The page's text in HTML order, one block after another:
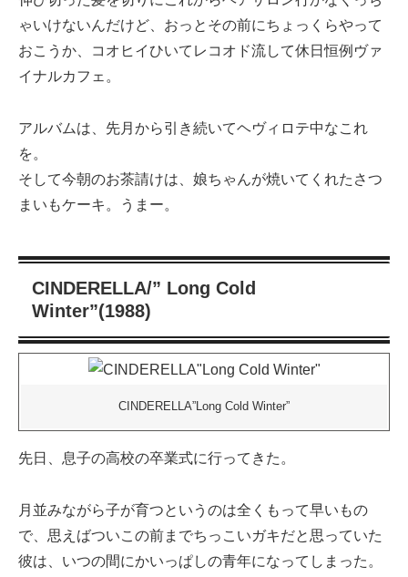
ゃいけないんだけど、おっとその前にちょっくらやって
おこうか、コオヒイひいてレコオド流して休日恒例ヴァ
イナルカフェ。
アルバムは、先月から引き続いてヘヴィロテ中なこれ
を。
そして今朝のお茶請けは、娘ちゃんが焼いてくれたさつ
まいもケーキ。うまー。
CINDERELLA/” Long Cold
Winter”(1988)
CINDERELLA”Long Cold Winter”
先日、息子の高校の卒業式に行ってきた。
月並みながら子が育つというのは全くもって早いもの
で、思えばついこの前までちっこいガキだと思っていた
彼は、いつの間にかいっぱしの青年になってしまった。